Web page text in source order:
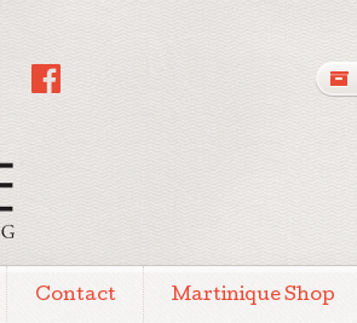
Contact Martinique Shop